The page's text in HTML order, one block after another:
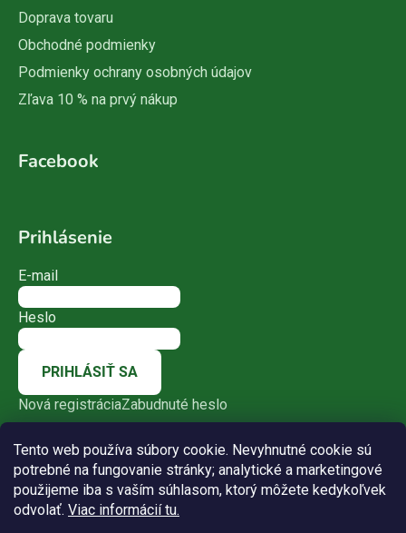
Tento web používa súbory cookie. Nevyhnutné cookie sú
potrebné na fungovanie stránky; analytické a marketingové
použijeme iba s vaším súhlasom, ktorý môžete kedykoľvek
odvolať. Viac informácií tu.
Doprava tovaru
Obchodné podmienky
Podmienky ochrany osobných údajov
Zľava 10 % na prvý nákup
Facebook
Prihlásenie
E-mail
Heslo
PRIHLÁSIŤ SA
Nová registráciaZabudnuté heslo